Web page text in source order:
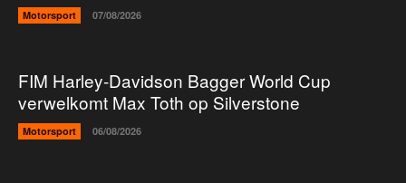
Motorsport 07/08/2026
FIM Harley-Davidson Bagger World Cup
verwelkomt Max Toth op Silverstone
Motorsport 06/08/2026